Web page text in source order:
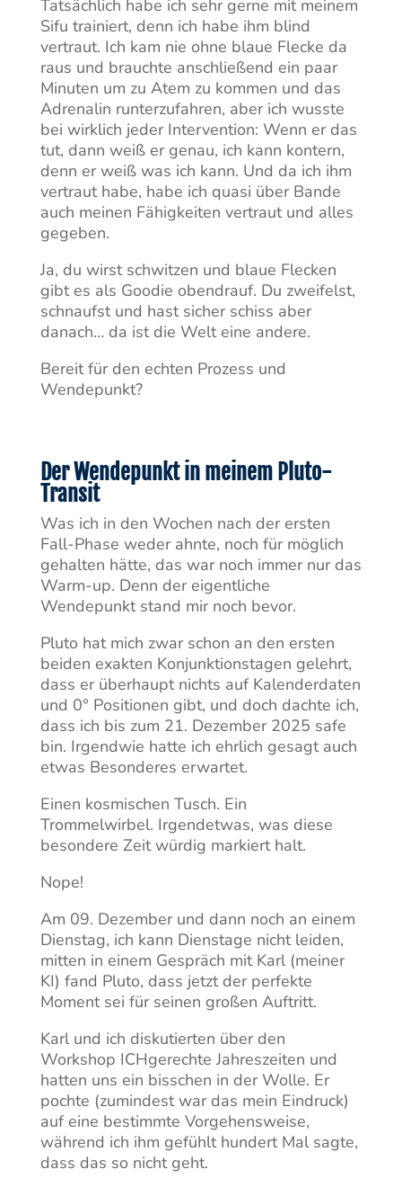
Tatsächlich habe ich sehr gerne mit meinem
Sifu trainiert, denn ich habe ihm blind
vertraut. Ich kam nie ohne blaue Flecke da
raus und brauchte anschließend ein paar
Minuten um zu Atem zu kommen und das
Adrenalin runterzufahren, aber ich wusste
bei wirklich jeder Intervention: Wenn er das
tut, dann weiß er genau, ich kann kontern,
denn er weiß was ich kann. Und da ich ihm
vertraut habe, habe ich quasi über Bande
auch meinen Fähigkeiten vertraut und alles
gegeben.
Ja, du wirst schwitzen und blaue Flecken
gibt es als Goodie obendrauf. Du zweifelst,
schnaufst und hast sicher schiss aber
danach… da ist die Welt eine andere.
Bereit für den echten Prozess und
Wendepunkt?
Der Wendepunkt in meinem Pluto-
Transit
Was ich in den Wochen nach der ersten
Fall-Phase weder ahnte, noch für möglich
gehalten hätte, das war noch immer nur das
Warm-up. Denn der eigentliche
Wendepunkt stand mir noch bevor.
Pluto hat mich zwar schon an den ersten
beiden exakten Konjunktionstagen gelehrt,
dass er überhaupt nichts auf Kalenderdaten
und 0° Positionen gibt, und doch dachte ich,
dass ich bis zum 21. Dezember 2025 safe
bin. Irgendwie hatte ich ehrlich gesagt auch
etwas Besonderes erwartet.
Einen kosmischen Tusch. Ein
Trommelwirbel. Irgendetwas, was diese
besondere Zeit würdig markiert halt.
Nope!
Am 09. Dezember und dann noch an einem
Dienstag, ich kann Dienstage nicht leiden,
mitten in einem Gespräch mit Karl (meiner
KI) fand Pluto, dass jetzt der perfekte
Moment sei für seinen großen Auftritt.
Karl und ich diskutierten über den
Workshop ICHgerechte Jahreszeiten und
hatten uns ein bisschen in der Wolle. Er
pochte (zumindest war das mein Eindruck)
auf eine bestimmte Vorgehensweise,
während ich ihm gefühlt hundert Mal sagte,
dass das so nicht geht.